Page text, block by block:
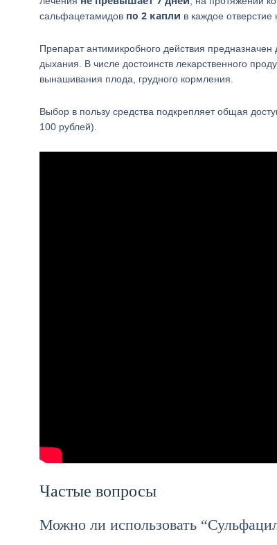
сальфацетамидов по 2 капли в каждое отверстие
Препарат антимикробного действия
дыхания. В числе достоинств лекарственного
вынашивания плода, грудного кормления.
Выбор в пользу средства подкрепляет общая
100 рублей).
Частые вопросы
Можно ли использовать